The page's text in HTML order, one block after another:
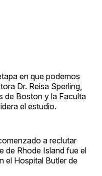
en que podemos
Dr. Reisa Sperling,
de Boston y la Faculta
el estudio.
a reclutar
de Rhode Island fue el
el Hospital Butler de